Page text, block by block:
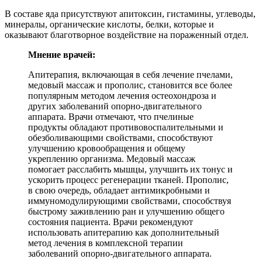
В составе яда присутствуют апитоксин, гистамины, углеводы,
минералы, органические кислоты, белки, которые и
оказывают благотворное воздействие на пораженный отдел.
Мнение врачей:
Апитерапия, включающая в себя лечение пчелами,
медовый массаж и прополис, становится все более
популярным методом лечения остеохондроза и
других заболеваний опорно-двигательного
аппарата. Врачи отмечают, что пчелиные
продукты обладают противовоспалительными и
обезболивающими свойствами, способствуют
улучшению кровообращения и общему
укреплению организма. Медовый массаж
помогает расслабить мышцы, улучшить их тонус и
ускорить процесс регенерации тканей. Прополис,
в свою очередь, обладает антимикробными и
иммуномодулирующими свойствами, способствуя
быстрому заживлению ран и улучшению общего
состояния пациента. Врачи рекомендуют
использовать апитерапию как дополнительный
метод лечения в комплексной терапии
заболеваний опорно-двигательного аппарата.